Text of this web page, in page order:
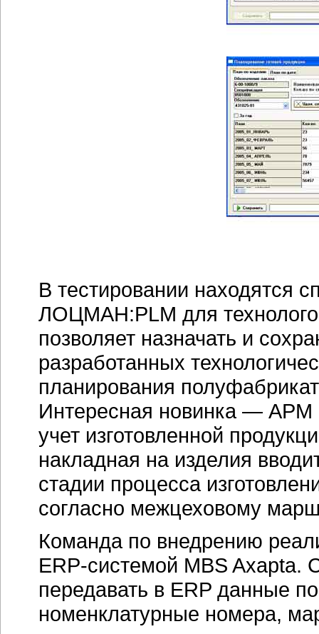
В тестировании находятся
ЛОЦМАН:PLM для
позволяет назначать и
разработанных
планирования
Интересная новинка —
учет изготовленной
накладная на изделия
стадии процесса
согласно межцеховому
Команда по внедрению
ERP-системой MBS Axapta.
передавать в ERP данные
номенклатурные номера,